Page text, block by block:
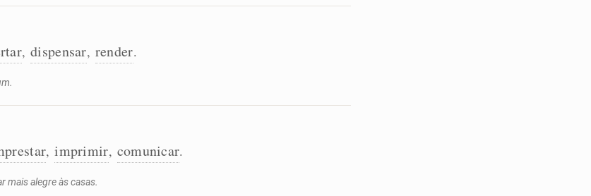
, dispensar, render.
, imprimir, comunicar.
mais alegre às casas.